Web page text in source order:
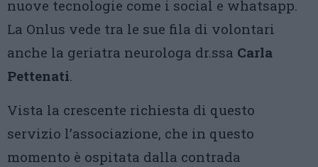
nuove tecnologie come i social e whatsapp.
La Onlus vede tra le sue fila di volontari
anche la geriatra neurologa dr.ssa Carla
Pettenati.
Vista la crescente richiesta di questo
servizio l’associazione, che in questo
momento è ospitata dalla contrada